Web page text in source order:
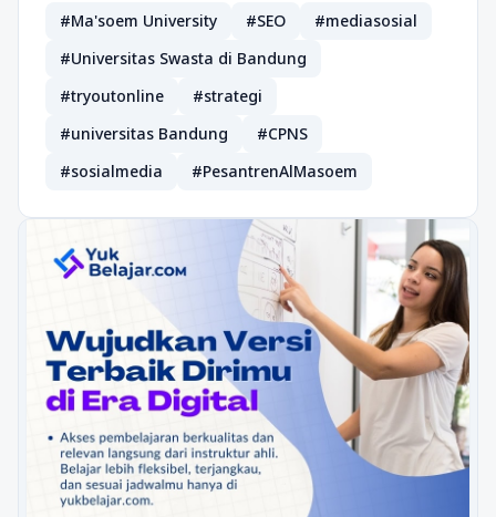
#Ma'soem University #SEO
#mediasosial
#Universitas Swasta di Bandung
#tryoutonline
#strategi
#universitas Bandung
#CPNS
#sosialmedia
#PesantrenAlMasoem